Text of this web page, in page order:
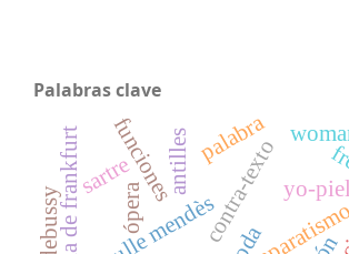
Palabras clave
catulle mendèscontra-texto yo-piel
ópera
oda
funcionesantilles
sartre
palabra
debussy